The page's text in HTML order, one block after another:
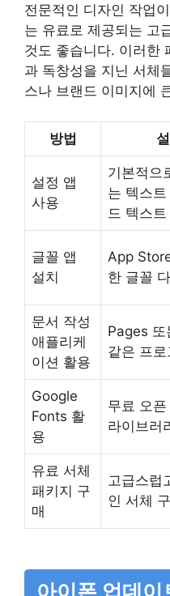
전문적인 디자인 작업
는 유료로 제공되는 고
것도 좋습니다. 이러한
과 독창성을 지닌 서체
스나 브랜드 이미지에
방법
설정 앱
사용
기본적으
는 텍스
드 텍스
글꼴 앱
설치
App
한 글꼴
문서 작성
애플리케
이션 활용
Pages 또
같은 프
Google
Fonts 활
용
무료 오
라이브러
유료 서체
패키지 구
매
고급스럽
인 서체